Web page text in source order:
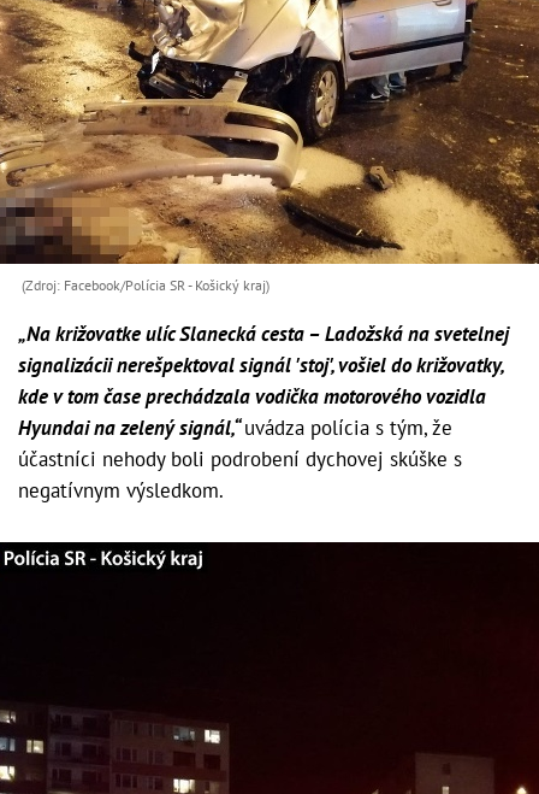
(Zdroj: Facebook/Polícia SR - Košický kraj)
„Na križovatke ulíc Slanecká cesta – Ladožská na svetelnej
signalizácii nerešpektoval signál 'stoj', vošiel do križovatky,
kde v tom čase prechádzala vodička motorového vozidla
Hyundai na zelený signál,“uvádza polícia s tým, že
účastníci nehody boli podrobení dychovej skúške s
negatívnym výsledkom.